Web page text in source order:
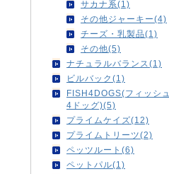
サカナ系(1)
その他ジャーキー(4)
チーズ・乳製品(1)
その他(5)
ナチュラルバランス(1)
ビルバック(1)
FISH4DOGS(フィッシュ
4ドッグ)(5)
プライムケイズ(12)
プライムトリーツ(2)
ペッツルート(6)
ペットパル(1)